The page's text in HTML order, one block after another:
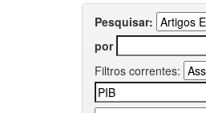
Pesquisar:
por
Filtros correntes: